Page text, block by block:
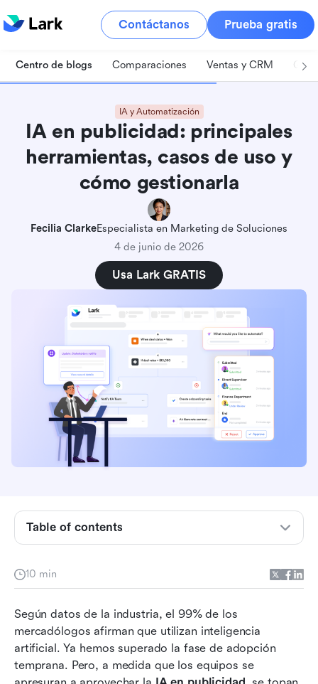
Contáctanos Prueba gratis
Centro de blogs Comparaciones Ventas y CRM
IA y Automatización
IA en publicidad: principales
herramientas, casos de uso y
cómo gestionarla
Fecilia ClarkeEspecialista en Marketing de Soluciones
4 de junio de 2026
Usa Lark GRATIS
10 min
Según datos de la industria, el 99% de los
mercadólogos afirman que utilizan inteligencia
artificial. Ya hemos superado la fase de adopción
temprana. Pero, a medida que los equipos se
Table of contents
Definiendo la IA en la publicidad moderna
Casos de uso reales de la IA en publicidad
Ventajas principales de las campañas
Riesgos ocultos y desafíos operativos
Arquitecturando tu stack: Navegando la
Habilidades y estrategias esenciales para la
Eliminando el contenido deficiente de IA: por
qué Lark encaja en los flujos de trabajo
publicitarios impulsados por IA